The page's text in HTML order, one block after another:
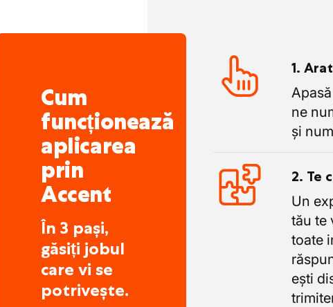
Cum
funcționează
aplicarea
prin
Accent
În 3 pași,
găsiți jobul
care vi se
potrivește.
1.
ne
și
2. Te
Un
tău te
toate
ești